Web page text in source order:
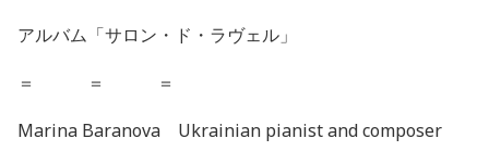
アルバム「サロン・ド・ラヴェル」
＝ ＝ ＝
Marina Baranova Ukrainian pianist and composer